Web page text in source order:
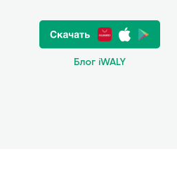
Блог iWALY